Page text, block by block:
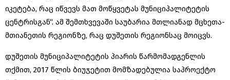
იკეტება, რაც იწვევს მათ მოწყვეტას მუნიციპალიტეტის
ცენტრისგან“. ამ შემთხვევაში საუბარია მთლიანად მცხეთა-
მთიანეთის რეგიონზე, რაც დუშეთის რეგიონსაც მოიცვს.
დუშეთის მუნიციპალიტეტის პიარის წარმომადგენლის
თქმით, 2017 წლის ბიუჯეტით მომზადებულია საპროექტო